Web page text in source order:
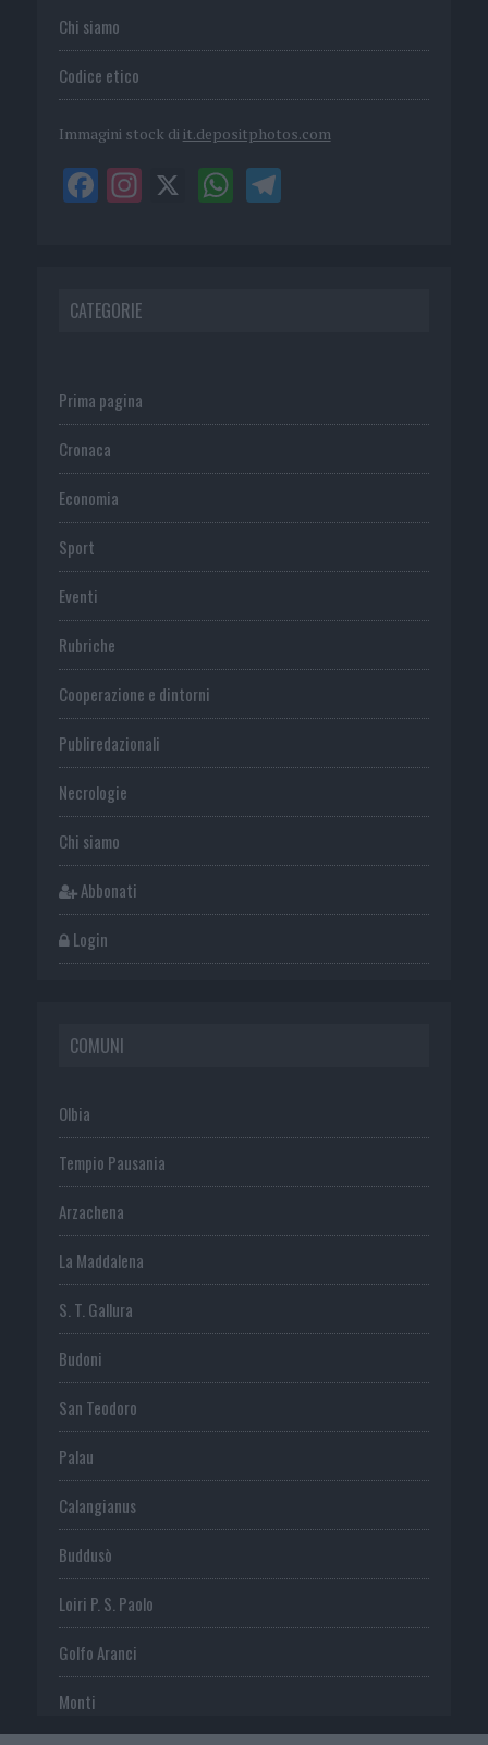
Chi siamo
Codice etico
Immagini stock di it.depositphotos.com
CATEGORIE
Prima pagina
Cronaca
Economia
Sport
Eventi
Rubriche
Cooperazione e dintorni
Publiredazionali
Necrologie
Chi siamo
Abbonati
Login
COMUNI
Olbia
Tempio Pausania
Arzachena
La Maddalena
S. T. Gallura
Budoni
San Teodoro
Palau
Calangianus
Buddusò
Loiri P. S. Paolo
Golfo Aranci
Monti